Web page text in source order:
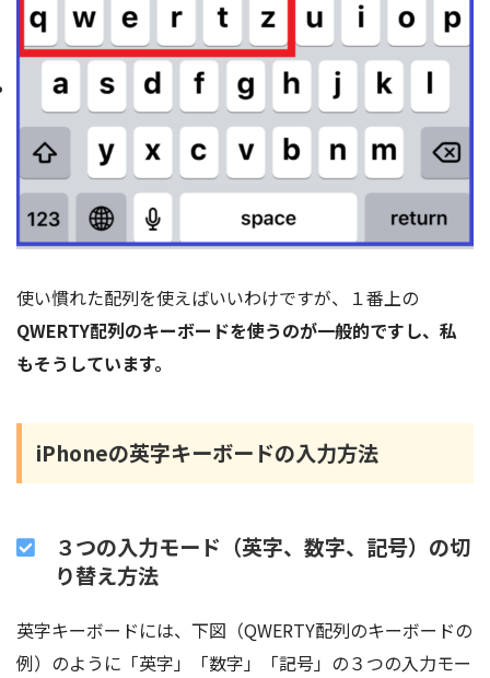
使い慣れた配列を使えばいいわけですが、１番上の
QWERTY配列のキーボードを使うのが一般的ですし、私
もそうしています。
iPhoneの英字キーボードの入力方法
３つの入力モード（英字、数字、記号）の切
り替え方法
英字キーボードには、下図（QWERTY配列のキーボードの
例）のように「英字」「数字」「記号」の３つの入力モー